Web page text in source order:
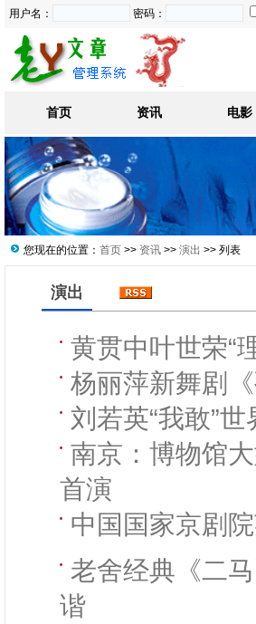
用户名： 密码：
首页 资讯 电影
您现在的位置： 首页 >> 资讯 >> 演出 >> 列表
演出
黄贯中叶世荣“
杨丽萍新舞剧
刘若英“我敢”
南京：博物馆
首演
中国国家京剧
老舍经典《二
谐